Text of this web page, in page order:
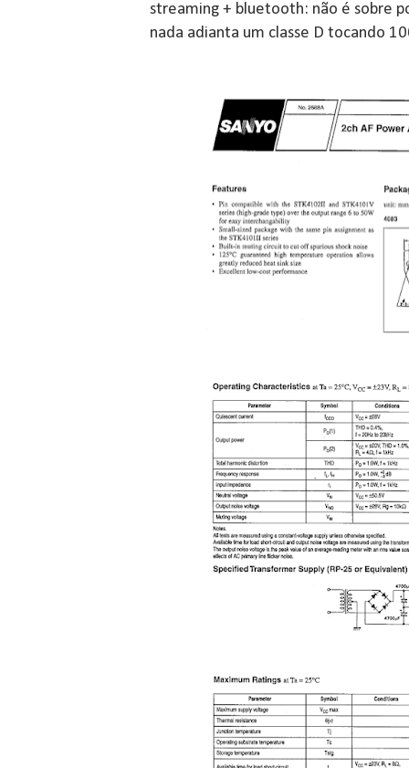
streaming + bluetooth: não é sobre
nada adianta um classe D tocando